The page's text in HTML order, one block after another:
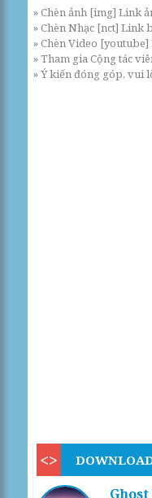
» Chèn ảnh [img] Link
» Chèn Nhạc [nct] Link
» Chèn Video
» Tham gia Cộng tác
» Ý kiến đóng góp, vui